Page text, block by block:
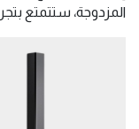
المزدوجة، ستتمتع